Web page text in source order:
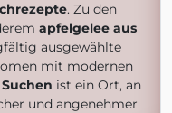
. Zu den
apfelgelee aus
ausgewählte
mit modernen
ist ein Ort, an
und angenehmer